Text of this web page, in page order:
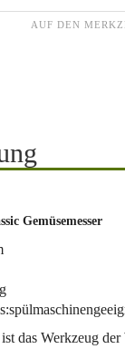
AUF DEN
Gemüsemesser
das Werkzeug